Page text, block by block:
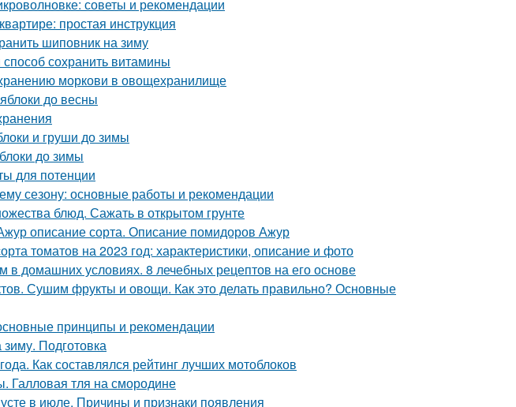
советы и рекомендации
простая инструкция
шиповник на зиму
сохранить витамины
моркови в овощехранилище
до весны
и груши до зимы
до зимы
для потенции
сезону: основные работы и рекомендации
блюд. Сажать в открытом грунте
описание сорта. Описание помидоров Ажур
томатов на 2023 год: характеристики, описание и фото
в домашних условиях. 8 лечебных рецептов на его основе
Сушим фрукты и овощи. Как это делать правильно? Основные
принципы и рекомендации
Подготовка
Как составлялся рейтинг лучших мотоблоков
Галловая тля на смородине
в июле. Причины и признаки появления